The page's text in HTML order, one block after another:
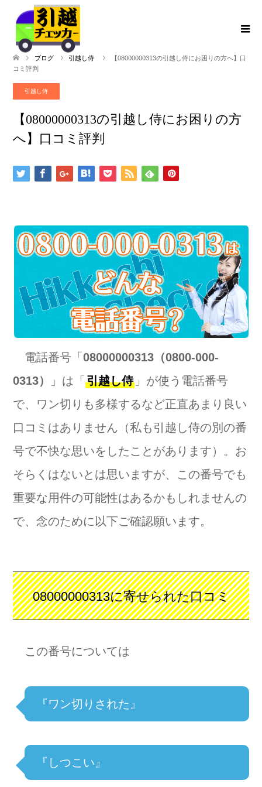
ブログ 引越し侍
【08000000313の引越し侍にお困りの方へ】口
コミ評判
引越し侍
【08000000313の引越し侍にお困りの方
へ】口コミ評判
電話番号「 08000000313（0800-000-
0313）
」は「 引越し侍 」が使う電話番号
で、ワン切りも多様するなど正直あまり良い
口コミはありません（私も引越し侍の別の番
号で不快な思いをしたことがあります）。お
そらくはないとは思いますが、この番号でも
重要な用件の可能性はあるかもしれませんの
で、念のために以下ご確認願います。
08000000313に寄せられた口コミ
この番号については
『ワン切りされた』
『しつこい』